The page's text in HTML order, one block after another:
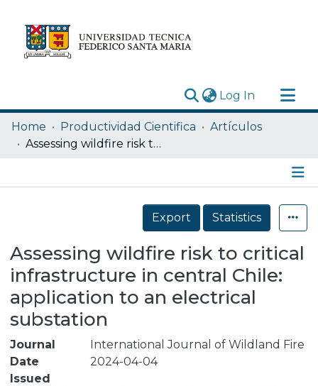
Log In (current)
Research Outputs
Statistics
Home Productividad Cientifica
Artículos
Assessing wildfire risk to critical infrastructure in central Chile: application to an electrical substation
Details
Export
Statistics
Assessing wildfire risk to critical
infrastructure in central Chile:
application to an electrical
substation
Journal
International Journal of Wildland Fire
Date
Issued
2024-04-04